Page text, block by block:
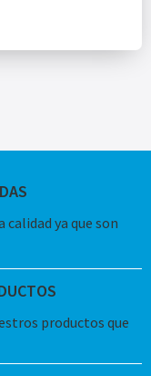
ya que son
productos que